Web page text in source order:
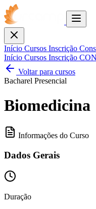
Toggle
Fechar
Início Cursos Inscrição
Início Cursos Inscrição
Voltar para cursos
Bacharel Presencial
Biomedicina
Informações do Curso
Dados Gerais
Duração